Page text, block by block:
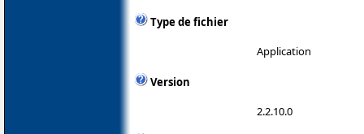
Type de fichier
Application
Version
2.2.10.0